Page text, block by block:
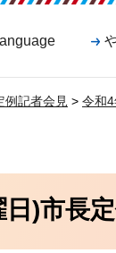
例記者会見 > 令和
)市長